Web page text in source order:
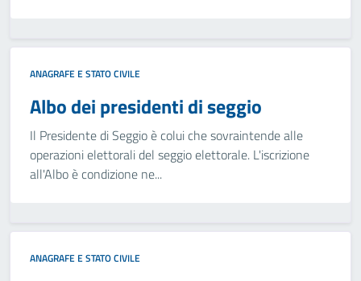
ANAGRAFE E STATO CIVILE
Albo dei presidenti di seggio
Il Presidente di Seggio è colui che sovraintende alle
operazioni elettorali del seggio elettorale. L'iscrizione
all'Albo è condizione ne...
ANAGRAFE E STATO CIVILE